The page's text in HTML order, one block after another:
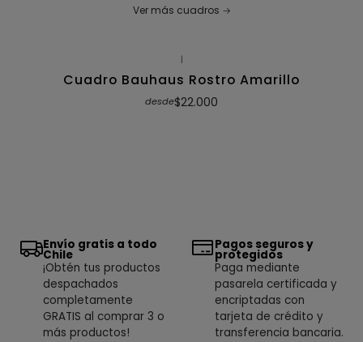
Ver más cuadros
|
Cuadro Bauhaus Rostro Amarillo
desde$22.000
Envío gratis a todo
Chile
¡Obtén tus productos
despachados
completamente
GRATIS al comprar 3 o
más productos!
Pagos seguros y
protegidos
Paga mediante
pasarela certificada y
encriptadas con
tarjeta de crédito y
transferencia bancaria.